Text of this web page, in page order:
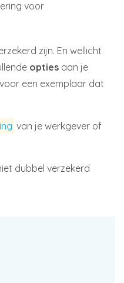
voor
zijn. En wellicht
opties aan je
een exemplaar dat
van je werkgever of
dubbel verzekerd